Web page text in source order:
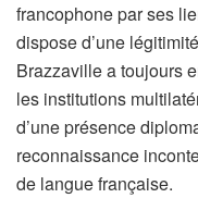
francophone par ses
dispose d’une
Brazzaville a toujours
les institutions
d’une présence
reconnaissance
de langue française.